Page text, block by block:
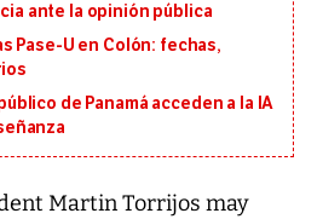
ante la opinión pública
Pase-U en Colón: fechas,
de Panamá acceden a la IA
Martin Torrijos may